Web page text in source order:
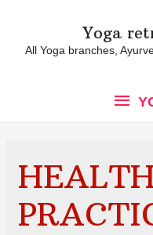
Yoga
All Yoga branches,